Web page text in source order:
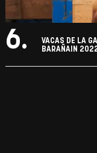
6.
VACAS DE LA
BARAÑAIN